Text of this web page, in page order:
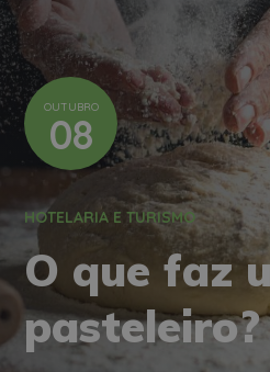
OUTUBRO
08
HOTELARIA E TURISMO
O que faz
pasteleiro?